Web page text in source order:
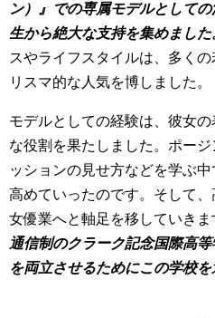
ン）』での専属モデルとして
生から絶大な支持を集めました
スやライフスタイルは、多く
リスマ的な人気を博しました。
モデルとしての経験は、彼女
な役割を果たしました。ポー
ッションの見せ方などを学ぶ
高めていったのです。そして
女優業へと軸足を移していきま
通信制のクラーク記念国際高
を両立させるためにこの学校を